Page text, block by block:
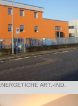
ART.-IND.